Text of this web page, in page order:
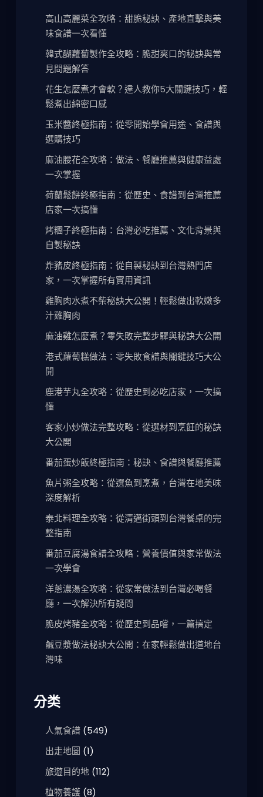
高山高麗菜全攻略：甜脆秘訣、產地直擊與美
味食譜一次看懂
韓式醐蘿蔔製作全攻略：脆甜爽口的秘訣與常
見問題解答
花生怎麼煮才會軟？達人教你5大關鍵技巧，輕
鬆煮出綿密口感
玉米醬終極指南：從零開始學會用途、食譜與
選購技巧
麻油腰花全攻略：做法、餐廳推薦與健康益處
一次掌握
荷蘭鬆餅終極指南：從歷史、食譜到台灣推薦
店家一次搞懂
烤糰子終極指南：台灣必吃推薦、文化背景與
自製秘訣
炸豬皮終極指南：從自製秘訣到台灣熱門店
家，一次掌握所有實用資訊
雞胸肉水煮不柴秘訣大公開！輕鬆做出軟嫩多
汁雞胸肉
麻油雞怎麼煮？零失敗完整步驟與秘訣大公開
港式蘿蔔糕做法：零失敗食譜與關鍵技巧大公
開
鹿港芋丸全攻略：從歷史到必吃店家，一次搞
懂
客家小炒做法完整攻略：從選材到烹飪的秘訣
大公開
番茄蛋炒飯終極指南：秘訣、食譜與餐廳推薦
魚片粥全攻略：從選魚到烹煮，台灣在地美味
深度解析
泰北料理全攻略：從清邁街頭到台灣餐桌的完
整指南
番茄豆腐湯食譜全攻略：營養價值與家常做法
一次學會
洋蔥濃湯全攻略：從家常做法到台灣必喝餐
廳，一次解決所有疑問
脆皮烤豬全攻略：從歷史到品嚐，一篇搞定
鹹豆漿做法秘訣大公開：在家輕鬆做出道地台
灣味
分类
人氣食譜(549)
出走地圖 (1)
旅遊目的地(112)
植物養護(8)